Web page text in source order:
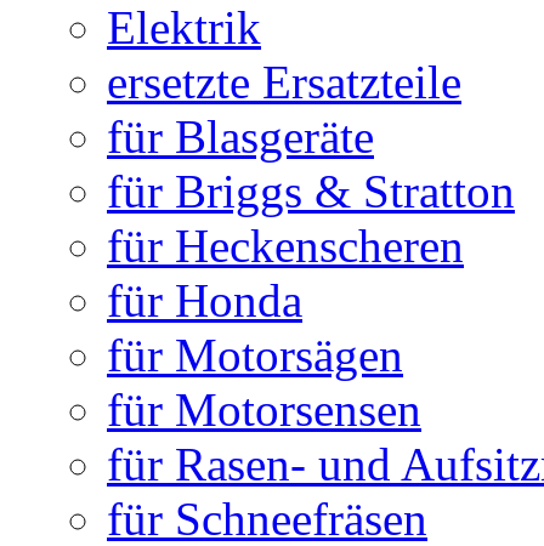
Elektrik
ersetzte Ersatzteile
für Blasgeräte
für Briggs & Stratton
für Heckenscheren
für Honda
für Motorsägen
für Motorsensen
für Rasen- und
für Schneefräsen